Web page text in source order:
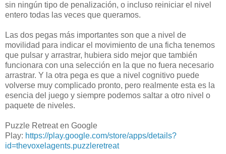
sin ningún tipo de penalización, o incluso reiniciar el nivel
entero todas las veces que queramos.
Las dos pegas más importantes son que a nivel de
movilidad para indicar el movimiento de una ficha tenemos
que pulsar y arrastrar, hubiera sido mejor que también
funcionara con una selección en la que no fuera necesario
arrastrar. Y la otra pega es que a nivel cognitivo puede
volverse muy complicado pronto, pero realmente esta es la
esencia del juego y siempre podemos saltar a otro nivel o
paquete de niveles.
Puzzle Retreat en Google
Play: https://play.google.com/store/apps/details?
id=thevoxelagents.puzzleretreat